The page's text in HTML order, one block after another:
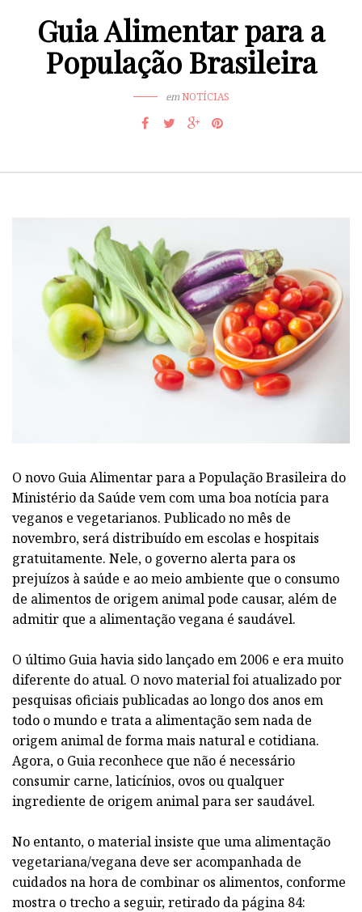
Guia Alimentar para a
População Brasileira
emNOTÍCIAS
O novo Guia Alimentar para a População Brasileira do
Ministério da Saúde vem com uma boa notícia para
veganos e vegetarianos. Publicado no mês de
novembro, será distribuído em escolas e hospitais
gratuitamente. Nele, o governo alerta para os
prejuízos à saúde e ao meio ambiente que o consumo
de alimentos de origem animal pode causar, além de
admitir que a alimentação vegana é saudável.
O último Guia havia sido lançado em 2006 e era muito
diferente do atual. O novo material foi atualizado por
pesquisas oficiais publicadas ao longo dos anos em
todo o mundo e trata a alimentação sem nada de
origem animal de forma mais natural e cotidiana.
Agora, o Guia reconhece que não é necessário
consumir carne, laticínios, ovos ou qualquer
ingrediente de origem animal para ser saudável.
No entanto, o material insiste que uma alimentação
vegetariana/vegana deve ser acompanhada de
cuidados na hora de combinar os alimentos, conforme
mostra o trecho a seguir, retirado da página 84: